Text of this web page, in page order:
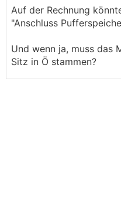
Auf der Rechnung
"Anschluss
Und wenn ja, muss das
Sitz in Ö stammen?